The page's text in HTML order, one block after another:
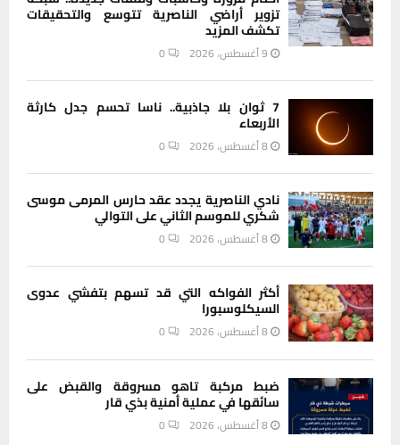
تزوير أراضي الناصرية تتوسع والتحقيقات
تكشف المزيد
9 أغسطس، 2026 0
7 ثوان بلا جاذبية.. ناسا تحسم جدل كارثة
الأربعاء
8 أغسطس، 2026 0
نادي الناصرية يجدد عقد حارس المرمى موسى
شكري للموسم الثاني على التوالي
8 أغسطس، 2026 0
أكثر الفواكه التي قد تسهم بتفشي عدوى
السيكلوسبورا
8 أغسطس، 2026 0
ضبط مركبة تاهو مسروقة والقبض على
سائقها في عملية أمنية بذي قار
8 أغسطس، 2026 0